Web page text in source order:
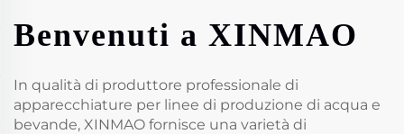
Benvenuti a XINMAO
In qualità di produttore professionale di
apparecchiature per linee di produzione di acqua e
bevande, XINMAO fornisce una varietà di